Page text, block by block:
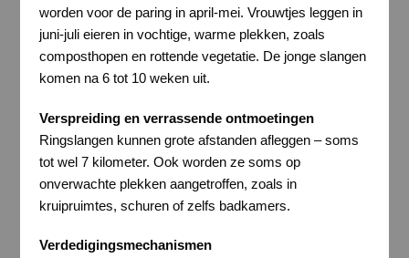
worden voor de paring in april-mei. Vrouwtjes leggen in
juni-juli eieren in vochtige, warme plekken, zoals
composthopen en rottende vegetatie. De jonge slangen
komen na 6 tot 10 weken uit.
Verspreiding en verrassende ontmoetingen
Ringslangen kunnen grote afstanden afleggen – soms
tot wel 7 kilometer. Ook worden ze soms op
onverwachte plekken aangetroffen, zoals in
kruipruimtes, schuren of zelfs badkamers.
Verdedigingsmechanismen